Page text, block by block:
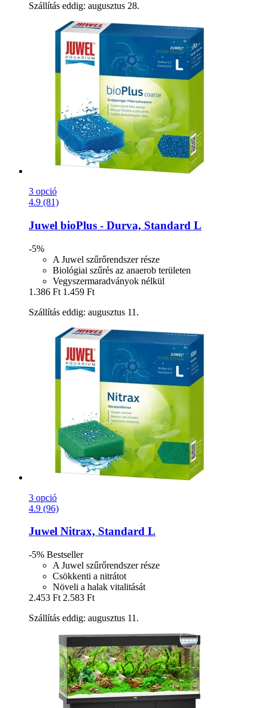
Szállítás eddig: augusztus 28.
3 opció
4.9 (81)
Juwel bioPlus -​ Durva, Standard L
-5%
A Juwel szűrőrendszer része
Biológiai szűrés az anaerob területen
Vegyszermaradványok nélkül
1.386 Ft 1.459 Ft
Szállítás eddig: augusztus 11.
3 opció
4.9 (96)
Juwel Nitrax, Standard L
-5% Bestseller
A Juwel szűrőrendszer része
Csökkenti a nitrátot
Növeli a halak vitalitását
2.453 Ft 2.583 Ft
Szállítás eddig: augusztus 11.